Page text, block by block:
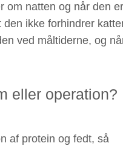
om natten og når den er
ikke forhindrer
ved måltiderne, og
eller operation?
af protein og fedt, så